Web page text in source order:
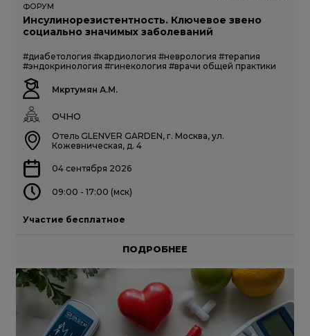
ФОРУМ
Инсулинорезистентность. Ключевое звено
социально значимых заболеваний
#диабетология #кардиология #неврология #терапия
#эндокринология #гинекология #врачи общей практики
Мкртумян А.М.
ОЧНО
Отель GLENVER GARDEN, г. Москва, ул.
Кожевническая, д. 4
04 сентября 2026
09:00 - 17:00 (мск)
Участие бесплатное
ПОДРОБНЕЕ